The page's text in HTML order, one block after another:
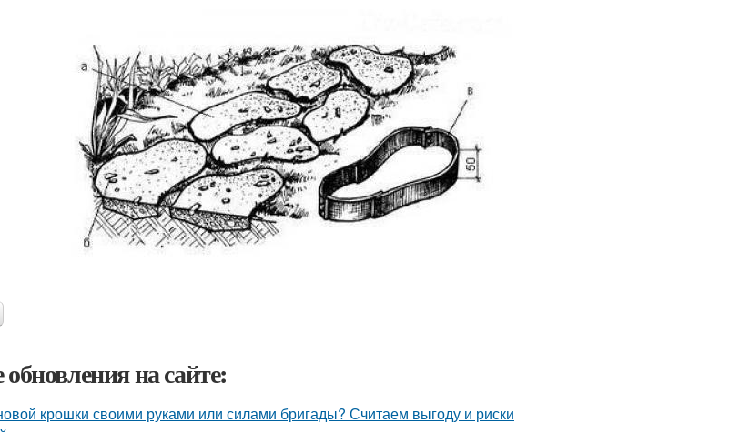
на сайте:
крошки своими руками или силами бригады? Считаем выгоду и риски